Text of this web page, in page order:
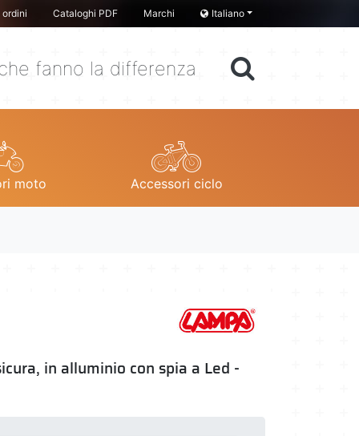
ordini Cataloghi PDF Marchi Italiano
fanno la differenza
moto Accessori ciclo
in alluminio con spia a Led -